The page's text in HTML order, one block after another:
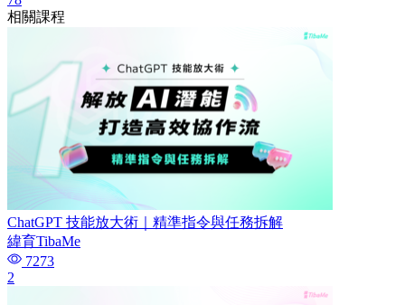
相關課程
ChatGPT 技能放大術｜精準指令與任務拆解
緯育TibaMe
7273
2